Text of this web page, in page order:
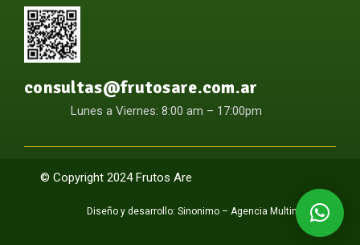
consultas@frutosare.com.ar
Lunes a Viernes: 8:00 am – 17:00pm
© Copyright 2024 Frutos Are
Diseño y desarrollo: Sinonimo – Agencia Multimedia